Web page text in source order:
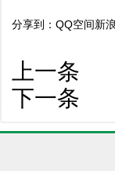
分享到： QQ空间新
上一条
下一条